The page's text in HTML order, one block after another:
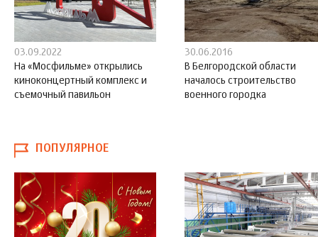
03.09.2022
На «Мосфильме» открылись
киноконцертный комплекс и
съемочный павильон
30.06.2016
В Белгородской области
началось строительство
военного городка
ПОПУЛЯРНОЕ